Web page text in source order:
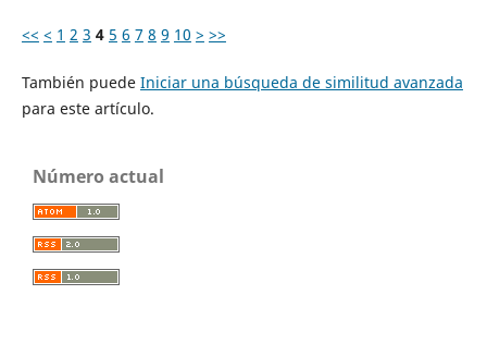
<< < 1 2 3 4 5 6 7 8 9 10 > >>
También puede Iniciar una búsqueda de similitud avanzada
para este artículo.
Número actual